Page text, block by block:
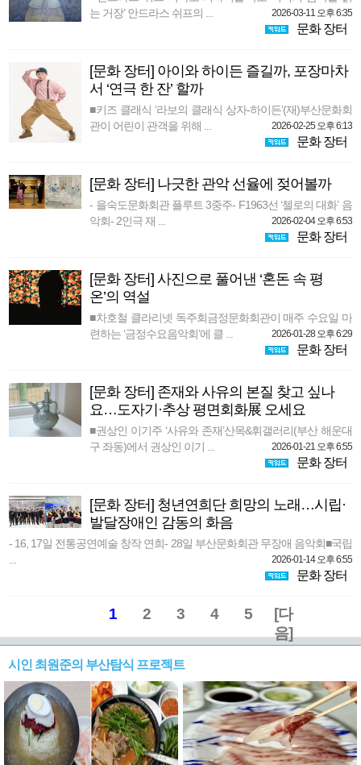
는 거장’ 안드라스 쉬프의 ...
2026-03-11 오후 6:35
문화 장터
[문화 장터] 아이와 하이든 즐길까, 포장마차
서 ‘연극 한 잔’ 할까
■키즈 클래식 ‘라보의 클래식 상자-하이든’(재)부산문화회
관이 어린이 관객을 위해 ...
2026-02-25 오후 6:13
문화 장터
[문화 장터] 나긋한 관악 선율에 젖어볼까
- 을숙도문화회관 플루트 3중주- F1963선 ‘첼로의 대화’ 음
악회- 2인극 재 ...
2026-02-04 오후 6:53
문화 장터
[문화 장터] 사진으로 풀어낸 ‘혼돈 속 평
온’의 역설
■차호철 클라리넷 독주회금정문화회관이 매주 수요일 마
련하는 ‘금정수요음악회’에 클 ...
2026-01-28 오후 6:29
문화 장터
[문화 장터] 존재와 사유의 본질 찾고 싶나
요…도자기·추상 평면회화展 오세요
■권상인 이기주 ‘사유와 존재’산목&휘갤러리(부산 해운대
구 좌동)에서 권상인 이기 ...
2026-01-21 오후 6:55
문화 장터
[문화 장터] 청년연희단 희망의 노래…시립·
발달장애인 감동의 화음
- 16, 17일 전통공연예술 창작 연희- 28일 부산문화회관 무장애 음악회■국립
2026-01-14 오후 6:55
문화 장터
1 2 3 4 5
[다
음]
시인 최원준의 부산탐식 프로젝트